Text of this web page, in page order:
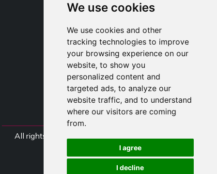
We use cookies
We use cookies and other
tracking technologies to improve
your browsing experience on our
website, to show you
personalized content and
targeted ads, to analyze our
website traffic, and to understand
where our visitors are coming
from.
I agree
I decline
TAYLOR MADE ORDERS
UŽIVATE
ZAREGISTROVA
PŘIHLÁSIT S
NÁKUPNÍ KOŠÍ
All rights Styliafoe s.r.l. © 2025 - DI IT15015641002
Follow us